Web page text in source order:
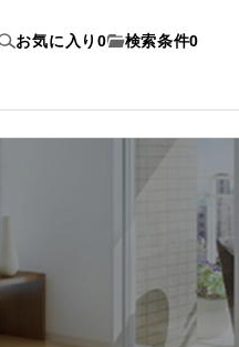
お気に入り 0 検索条件0